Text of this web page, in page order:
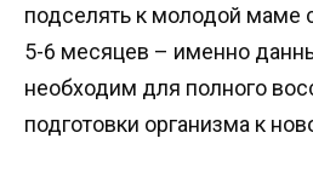
подселять к молодой маме
5-6 месяцев – именно
необходим для полного
подготовки организма к